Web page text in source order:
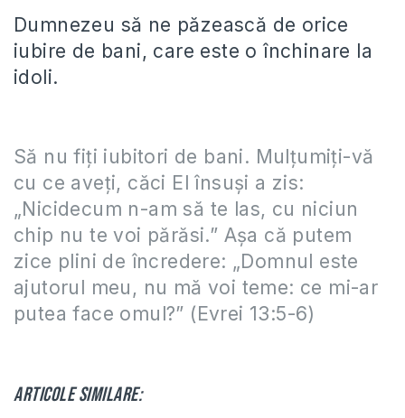
Dumnezeu să ne păzească de orice
iubire de bani, care este o închinare la
idoli.
Să nu fiţi iubitori de bani. Mulţumiţi-vă
cu ce aveţi, căci El însuşi a zis:
„Nicidecum n-am să te las, cu niciun
chip nu te voi părăsi.” Aşa că putem
zice plini de încredere: „Domnul este
ajutorul meu, nu mă voi teme: ce mi-ar
putea face omul?” (Evrei 13:5-6)
Articole similare: